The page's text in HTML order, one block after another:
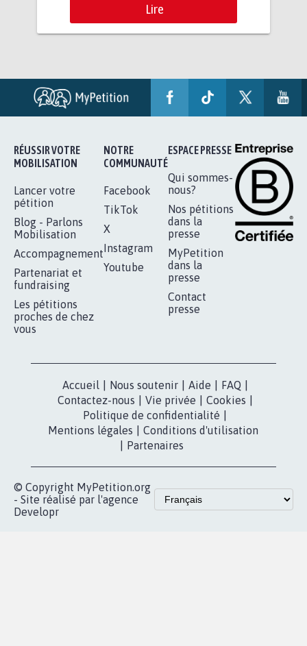
Lire
RÉUSSIR VOTRE
MOBILISATION
Lancer votre
pétition
Blog - Parlons
Mobilisation
Accompagnement
Partenariat et
fundraising
Les pétitions
proches de chez
vous
NOTRE
COMMUNAUTÉ
Facebook
TikTok
X
Instagram
Youtube
ESPACE PRESSE
Qui sommes-
nous?
Nos pétitions
dans la
presse
MyPetition
dans la
presse
Contact
presse
Accueil Nous soutenir Aide FAQ
Contactez-nous
Vie privée Cookies
Politique de confidentialité
Mentions légales
Conditions d'utilisation
Partenaires
© Copyright MyPetition.org
- Site réalisé par l'agence
Developr